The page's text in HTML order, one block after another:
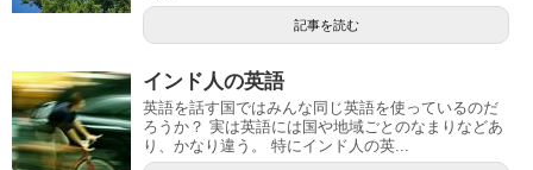
記事を読む
インド人の英語
英語を話す国ではみんな同じ英語を使っているのだ
ろうか？ 実は英語には国や地域ごとのなまりなどあ
り、かなり違う。 特にインド人の英...